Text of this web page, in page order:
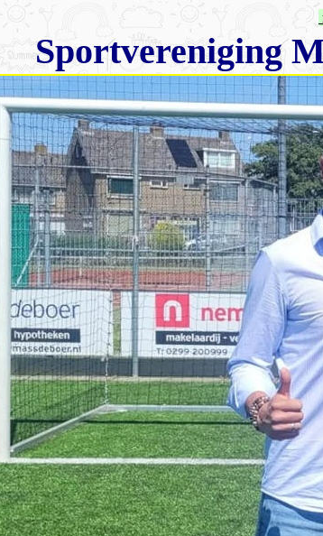
Sportvereniging